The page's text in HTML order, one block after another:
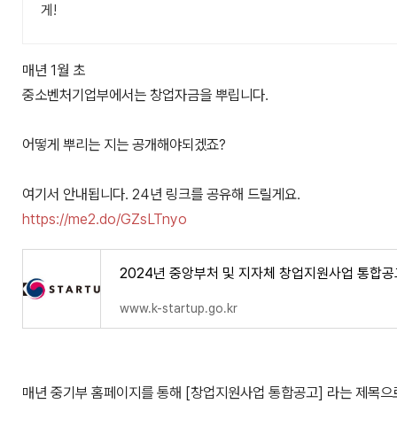
게!
매년 1월 초
중소벤처기업부에서는 창업자금을 뿌립니다.
어떻게 뿌리는 지는 공개해야되겠죠?
여기서 안내됩니다. 24년 링크를 공유해 드릴게요.
https://me2.do/GZsLTnyo
2024년 중앙부처 및 지자체 창업지원사업 통합공
www.k-startup.go.kr
매년 중기부 홈페이지를 통해 [창업지원사업 통합공고] 라는 제목